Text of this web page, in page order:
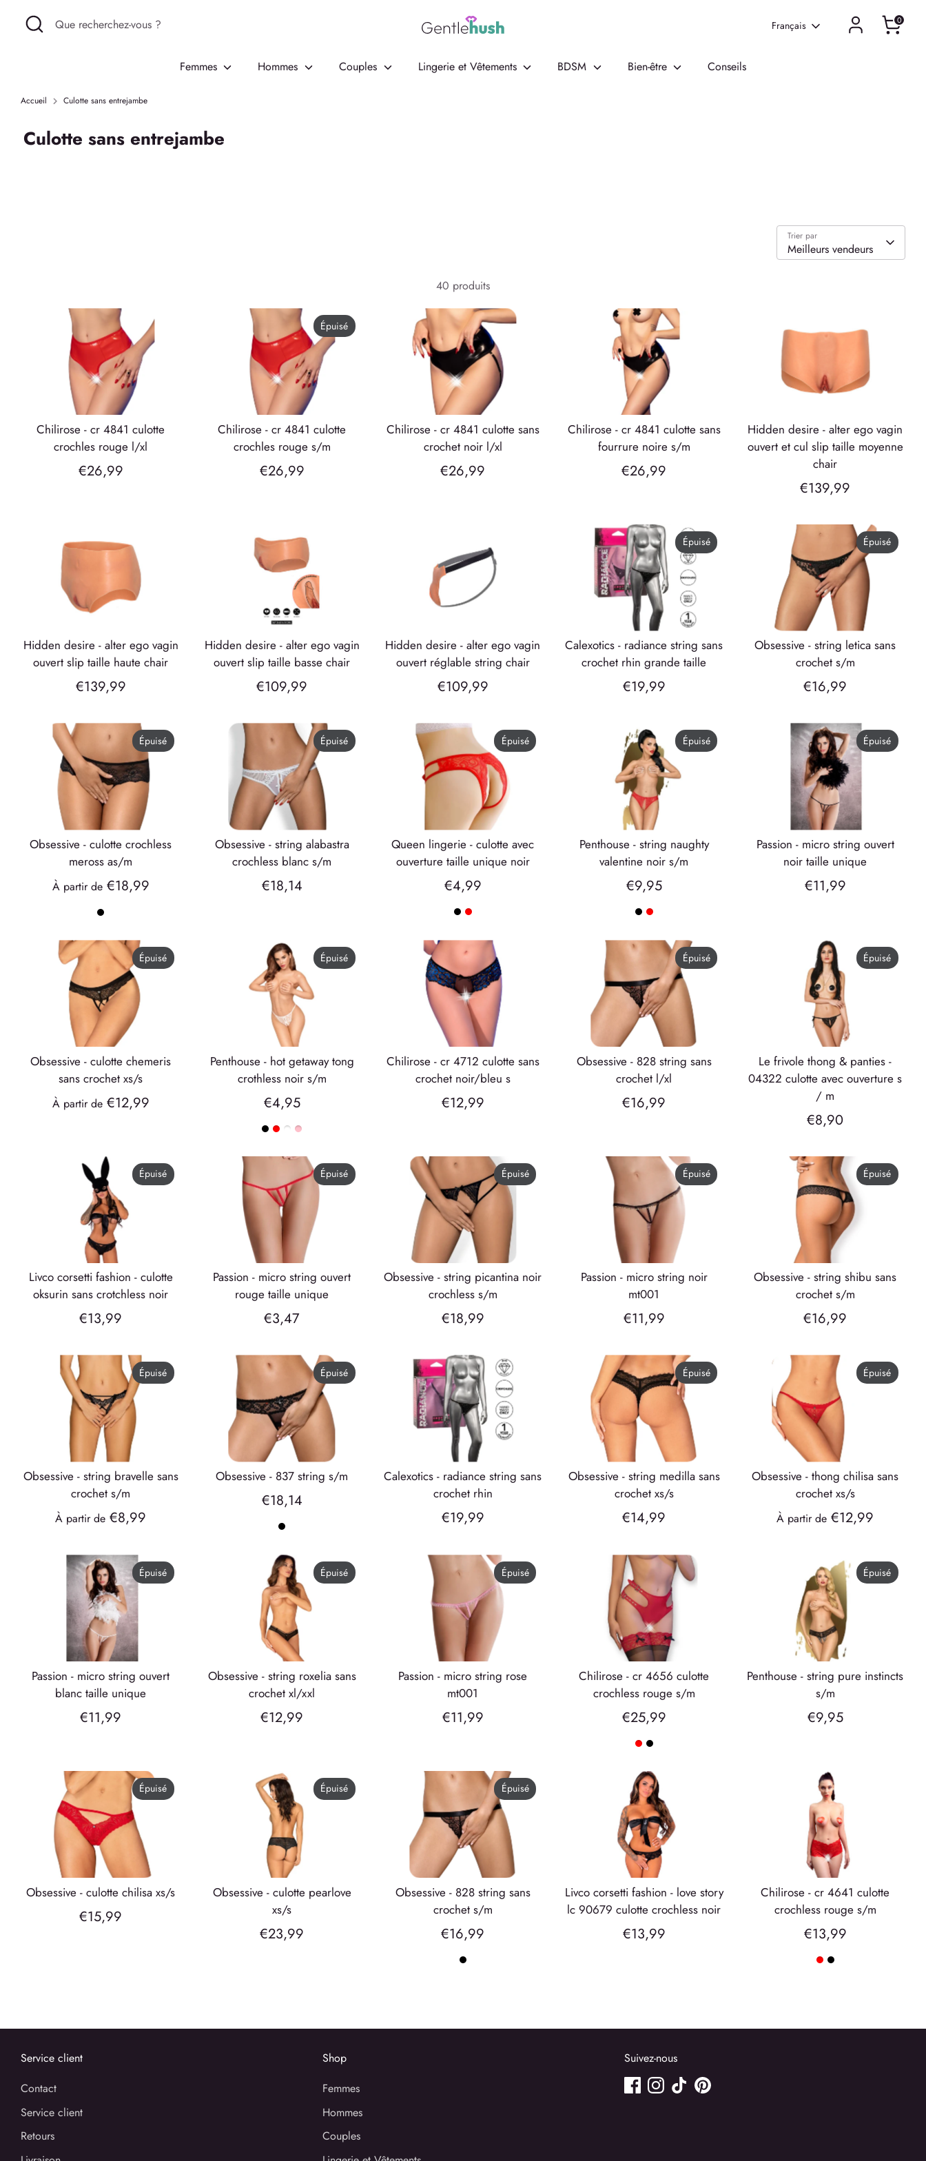
Recherche
Que
recherchez-
Langue
Français 0
Femmes Hommes Couples Lingerie et Vêtements BDSM Bien-être Conseils
Accueil Culotte sans entrejambe
Culotte sans entrejambe
Trier par
Meilleurs vendeurs
40 produits
chilirose - cr 4841 culotte
crochles rouge l/xl
€26,99
chilirose - cr 4841 culotte
crochles rouge s/m
€26,99
Épuisé
chilirose - cr 4841 culotte sans
crochet noir l/xl
€26,99
chilirose - cr 4841 culotte sans
fourrure noire s/m
€26,99
hidden desire - alter ego vagin
ouvert et cul slip taille moyenne
chair
€139,99
hidden desire - alter ego vagin
ouvert slip taille haute chair
€139,99
hidden desire - alter ego vagin
ouvert slip taille basse chair
€109,99
hidden desire - alter ego vagin
ouvert réglable string chair
€109,99
calexotics - radiance string sans
crochet rhin grande taille
€19,99
Épuisé
obsessive - string letica sans
crochet s/m
€16,99
Épuisé
obsessive - culotte crochless
meross as/m
À partir de €18,99
Épuisé
obsessive - string alabastra
crochless blanc s/m
€18,14
Épuisé
queen lingerie - culotte avec
ouverture taille unique noir
€4,99
Épuisé
penthouse - string naughty
valentine noir s/m
€9,95
Épuisé
passion - micro string ouvert
noir taille unique
€11,99
Épuisé
obsessive - culotte chemeris
sans crochet xs/s
À partir de €12,99
Épuisé
penthouse - hot getaway tong
crothless noir s/m
€4,95
Épuisé
chilirose - cr 4712 culotte sans
crochet noir/bleu s
€12,99
obsessive - 828 string sans
crochet l/xl
€16,99
Épuisé
le frivole thong & panties -
04322 culotte avec ouverture s
/ m
€8,90
Épuisé
livco corsetti fashion - culotte
oksurin sans crotchless noir
€13,99
Épuisé
passion - micro string ouvert
rouge taille unique
€3,47
Épuisé
obsessive - string picantina noir
crochless s/m
€18,99
Épuisé
passion - micro string noir
mt001
€11,99
Épuisé
obsessive - string shibu sans
crochet s/m
€16,99
Épuisé
obsessive - string bravelle sans
crochet s/m
À partir de €8,99
Épuisé
obsessive - 837 string s/m
€18,14
Épuisé
calexotics - radiance string sans
crochet rhin
€19,99
obsessive - string medilla sans
crochet xs/s
€14,99
Épuisé
obsessive - thong chilisa sans
crochet xs/s
À partir de €12,99
Épuisé
passion - micro string ouvert
blanc taille unique
€11,99
Épuisé
obsessive - string roxelia sans
crochet xl/xxl
€12,99
Épuisé
passion - micro string rose
mt001
€11,99
Épuisé
chilirose - cr 4656 culotte
crochless rouge s/m
€25,99
penthouse - string pure instincts
s/m
€9,95
Épuisé
obsessive - culotte chilisa xs/s
€15,99
Épuisé
obsessive - culotte pearlove
xs/s
€23,99
Épuisé
obsessive - 828 string sans
crochet s/m
€16,99
Épuisé
livco corsetti fashion - love story
lc 90679 culotte crochless noir
€13,99
chilirose - cr 4641 culotte
crochless rouge s/m
€13,99
Service client
Contact
Service client
Retours
Shop
Femmes
Hommes
Couples
Suivez-nous